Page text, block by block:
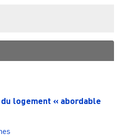
logement « abordable